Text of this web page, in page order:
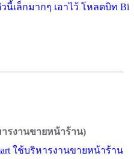
นี้เล็กมากๆ เอาไว้ โหลดบิท Bi
รงานขายหน้าร้าน)
ใช้บริหารงานขายหน้าร้าน